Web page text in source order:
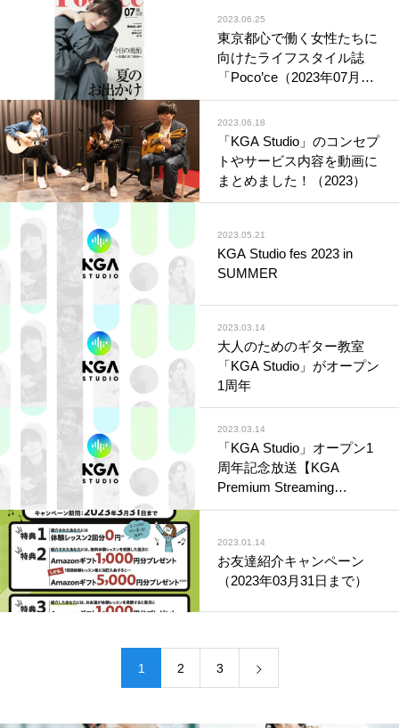
2023.06.25
東京都心で働く女性たちに
向けたライフスタイル誌
「Poco’ce（2023年07月
号）」にKGA Studioが取材
されました
2023.06.18
「KGA Studio」のコンセプ
トやサービス内容を動画に
まとめました！（2023）
2023.05.21
KGA Studio fes 2023 in
SUMMER
2023.03.14
大人のためのギター教室
「KGA Studio」がオープン
1周年
2023.03.14
「KGA Studio」オープン1
周年記念放送【KGA
Premium Streaming
Vol.017】
2023.01.14
お友達紹介キャンペーン
（2023年03月31日まで）
1 2 3